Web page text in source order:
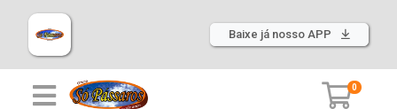
Baixe já nosso APP
0